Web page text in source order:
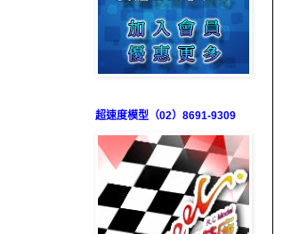
超速度模型（02）8691-9309